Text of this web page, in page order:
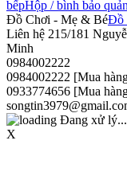
bếpHộp / bình bảo
Đồ Chơi - Mẹ & BéĐồ
Liên hệ 215/181
Minh
0984002222
0984002222 [Mua
0933774656 [Mua
Đang xử lý...
X